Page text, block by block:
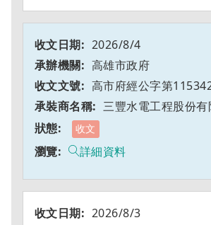
2026/8/4
高雄市政府
高市府經公字第
三豐水電工程股份有
收文
詳細資料
2026/8/3